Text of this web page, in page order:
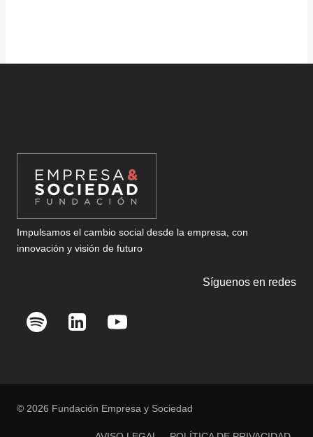
Impulsamos el cambio social desde la empresa, con
innovación y visión de futuro
Síguenos en redes
© 2026 Fundación Empresa y Sociedad